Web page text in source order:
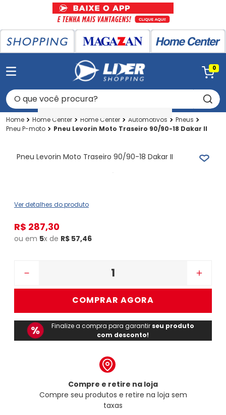
0
O que você procura?
Home Center Home Center Automotivos
Pneus
Pneu P-moto
Pneu Levorin Moto Traseiro 90/90-18 Dakar II
Pneu Levorin Moto Traseiro 90/90-18 Dakar II
Ver detalhes do produto
R$ 287,30
ou em 5x de R$ 57,46
＋
－
COMPRAR AGORA
Finalize a compra para garantir seu produto
com desconto!
Compre e retire na loja
Compre seu produtos e retire na loja sem
taxas